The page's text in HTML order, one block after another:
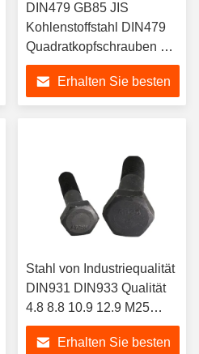
DIN479 GB85 JIS
Kohlenstoffstahl DIN479
Quadratkopfschrauben mit
kurzer Spitze
Quadratkopfschrauben mit
kurzer Spitze
Erhalten Sie besten
Stahl von Industriequalität
DIN931 DIN933 Qualität
4.8 8.8 10.9 12.9 M25
ASTM A325 Schwere
Hexkopfschrauben und -
Erhalten Sie besten